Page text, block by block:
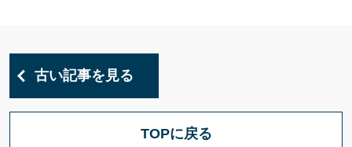
古い記事を見る
TOPに戻る